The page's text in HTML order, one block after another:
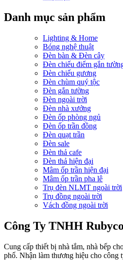
Danh mục sản phẩm
Lighting & Home
Bóng nghệ thuật
Đèn bàn & Đèn cây
Đèn chiếu điểm gắn
Đèn chiếu gương
Đèn chùm quý tộc
Đèn gắn tường
Đèn ngoài trời
Đèn nhà xưởng
Đèn ốp phòng ngủ
Đèn ốp trần đồng
Đèn quạt trần
Đèn sale
Đèn thả cafe
Đèn thả hiện đại
Mâm ốp trần hiện đại
Mâm ốp trần pha lê
Trụ đèn NLMT ngoài trời
Trụ đồng ngoài trời
Vách đồng ngoài trời
Công Ty TNHH Rubyco
Cung cấp thiết bị nhà tắm, nhà bếp
phố. Nhận làm thương hiệu cho công